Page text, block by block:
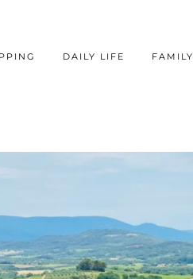
DAILY LIFE FAMILY